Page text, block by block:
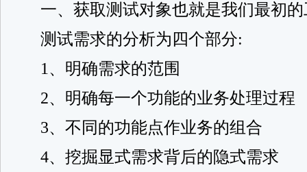
一、获取测试对象也就是我们最初的
测试需求的分析为四个部分:
1、明确需求的范围
2、明确每一个功能的业务处理过程
3、不同的功能点作业务的组合
4、挖掘显式需求背后的隐式需求